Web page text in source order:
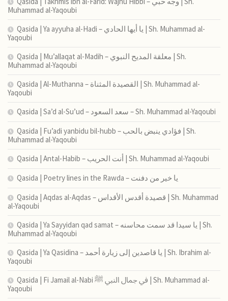
Muhammad al-Yaqoubi
Qasida | Ya ayyuha al-Hadi – يا أيها الحادي | Sh. Muhammad al-
Yaqoubi
Qasida | Mu’allaqat al-Madih – معلقة المديح النبوي | Sh.
Muhammad al-Yaqoubi
Qasida | Al-Muthanna – القصيدة المثناة | Sh. Muhammad al-
Yaqoubi
Qasida | Sa’d al-Su’ud – سعد السعود – Sh. Muhammad al-Yaqoubi
Qasida | Fu’adi yanbidu bil-hubb – فؤادي ينبض بالحب | Sh.
Muhammad al-Yaqoubi
Qasida | Antal-Habib – أنت الحريب | Sh. Muhammad al-Yaqoubi
Qasida | Poetry lines in the Rawda – يا خير من دفنت
Qasida | Aqdas al-Aqdas – قصيدة أقدس الأقداس | Sh. Muhammad
al-Yaqoubi
Qasida | Ya Sayyidan qad samat – يا سيدا قد سمت محاسنه | Sh.
Muhammad al-Yaqoubi
Qasida | Ya Qasidina – يا قاصدين إلى زيارة أحمد | Sh. Ibrahim al-
Yaqoubi
Qasida | Fi Jamail al-Nabi في جمال النبي ﷺ | Sh. Muhammad al-
Yaqoubi